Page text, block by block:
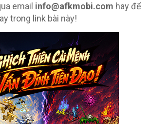
email info@afkmobi.com hay để
trong link bài này!